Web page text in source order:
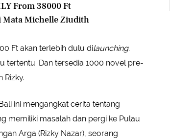
From 38000 Ft
Mata Michelle Ziudith
Ft akan terlebih dulu dilaunching.
tertentu. Dan tersedia 1000 novel pre-
Rizky.
ini mengangkat cerita tentang
memiliki masalah dan pergi ke Pulau
Arga (Rizky Nazar), seorang